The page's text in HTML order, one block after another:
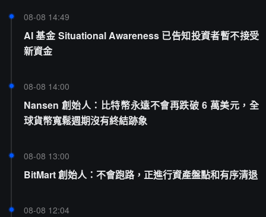
08-08 14:49
AI 基金 Situational Awareness 已告知投資者暫不接受
新資金
08-08 14:00
Nansen 創始人：比特幣永遠不會再跌破 6 萬美元，全
球貨幣寬鬆週期沒有終結跡象
08-08 13:00
BitMart 創始人：不會跑路，正進行資產盤點和有序清退
08-08 12:04